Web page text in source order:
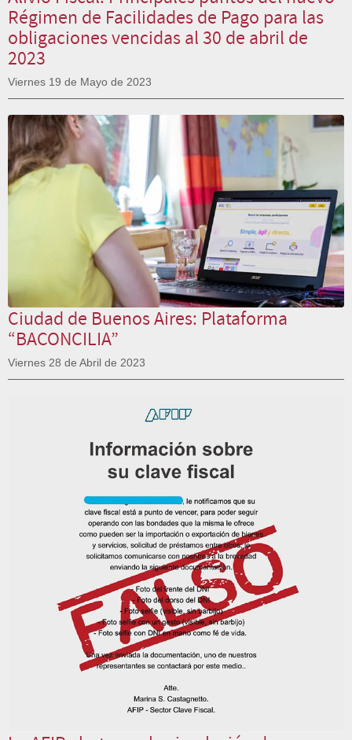
Régimen de Facilidades de Pago para las
obligaciones vencidas al 30 de abril de
2023
Viernes 19 de Mayo de 2023
Ciudad de Buenos Aires: Plataforma
“BACONCILIA”
Viernes 28 de Abril de 2023